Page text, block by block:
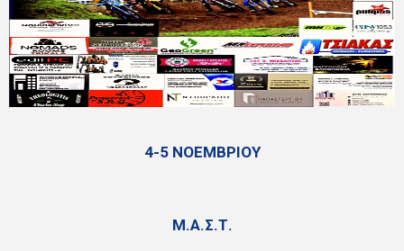
4-5 ΝΟΕΜΒΡΙΟΥ
Μ.Α.Σ.Τ.